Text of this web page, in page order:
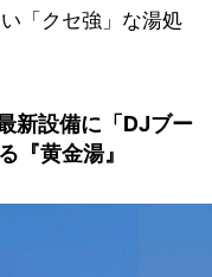
「クセ強」な湯処
新設備に「DJブー
『黄金湯』